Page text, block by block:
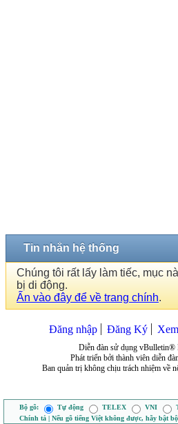
Tin nhắn hệ thống
Chúng tôi rất lấy làm tiếc, mục
bị di động.
Ấn vào đây để về trang chính.
Đăng nhập Đăng Ký
Diễn đàn sử dụng vBulletin®
Phát triển bởi thành viên diễn
Ban quản trị không chịu trách nhiệm về
Bộ gõ: Tự động TELEX VNI
Chính tả | Nếu gõ tiếng Việt không được, hãy bật